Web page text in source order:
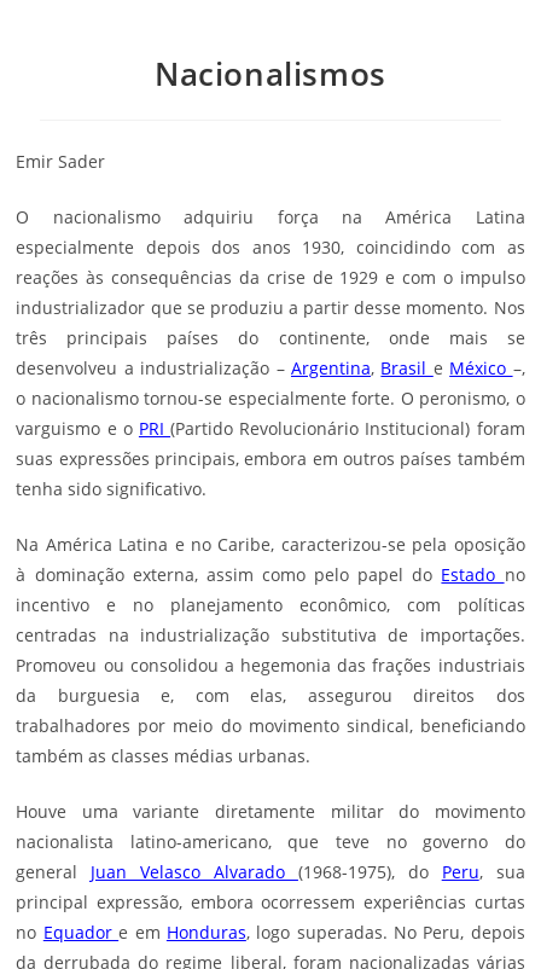
Nacionalismos
Emir Sader
O nacionalismo adquiriu força na América Latina
especialmente depois dos anos 1930, coincidindo com as
reações às consequências da crise de 1929 e com o impulso
industrializador que se produziu a partir desse momento. Nos
três principais países do continente, onde mais se
desenvolveu a industrialização – Argentina, Brasil e México –,
o nacionalismo tornou-se especialmente forte. O peronismo, o
varguismo e o PRI(Partido Revolucionário Institucional) foram
suas expressões principais, embora em outros países também
tenha sido significativo.
Na América Latina e no Caribe, caracterizou-se pela oposição
à dominação externa, assim como pelo papel do Estado no
incentivo e no planejamento econômico, com políticas
centradas na industrialização substitutiva de importações.
Promoveu ou consolidou a hegemonia das frações industriais
da burguesia e, com elas, assegurou direitos dos
trabalhadores por meio do movimento sindical, beneficiando
também as classes médias urbanas.
Houve uma variante diretamente militar do movimento
nacionalista latino-americano, que teve no governo do
general Juan Velasco Alvarado (1968-1975), do Peru, sua
principal expressão, embora ocorressem experiências curtas
no Equadore em Honduras, logo superadas. No Peru, depois
da derrubada do regime liberal, foram nacionalizadas várias